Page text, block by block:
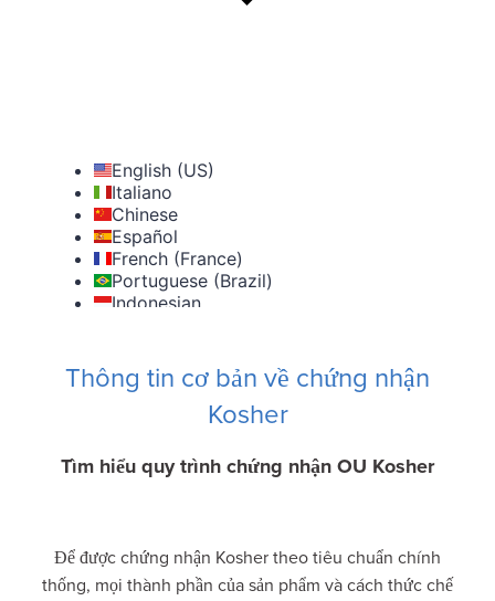
Thông tin cơ bản về chứng nhận
Kosher
Tìm hiểu quy trình chứng nhận OU Kosher
Để được chứng nhận Kosher theo tiêu chuẩn chính
thống, mọi thành phần của sản phẩm và cách thức chế